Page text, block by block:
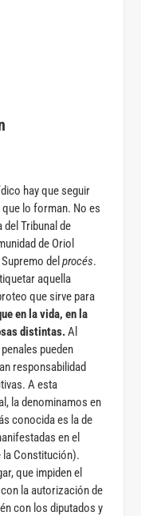
hay que seguir
lo forman. No es
Tribunal de
de Oriol
Supremo delprocés.
aquella
que sirve para
en la vida, en la
distintas.Al
pueden
responsabilidad
A esta
la denominamos en
conocida es la de
en el
la Constitución).
que impiden el
la autorización de
con los diputados y